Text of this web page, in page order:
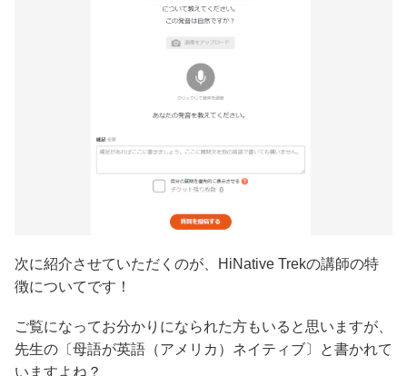
次に紹介させていただくのが、HiNative Trekの講師の特
徴についてです！
ご覧になってお分かりになられた方もいると思いますが、
先生の〔母語が英語（アメリカ）ネイティブ〕と書かれて
いますよね？